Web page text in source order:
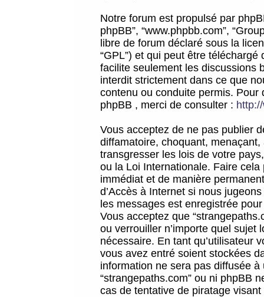
Notre forum est propulsé par
phpBB”, “www.phpbb.com”,
libre de forum déclaré sous la
“GPL”) et qui peut être téléchargé
facilite seulement les discussions
interdit strictement dans ce que
contenu ou conduite permis.
phpBB , merci de consulter :
Vous acceptez de ne pas publier
diffamatoire, choquant,
transgresser les lois de votre
ou la Loi Internationale. Faire
immédiat et de manière
d’Accès à Internet si nous
les messages est enregistrée
Vous acceptez que
ou verrouiller n’importe quel sujet
nécessaire. En tant qu’utilisateur
vous avez entré soient stockées
information ne sera pas diffusée
“strangepaths.com” ou ni phpBB
cas de tentative de piratage